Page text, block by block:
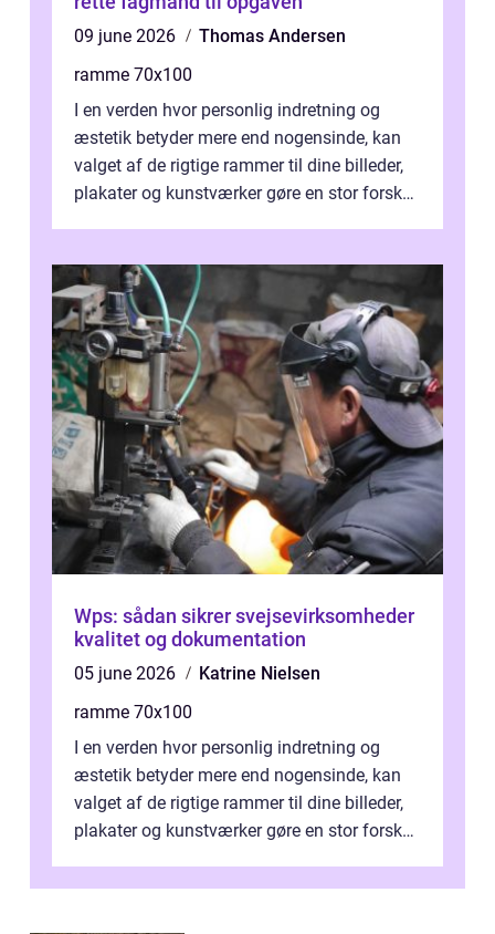
09 june 2026
Thomas Andersen
ramme 70x100
I en verden hvor personlig indretning og
æstetik betyder mere end nogensinde, kan
valget af de rigtige rammer til dine billeder,
plakater og kunstværker gøre en stor forskel.
Wps: sådan sikrer svejsevirksomheder
kvalitet og dokumentation
05 june 2026
Katrine Nielsen
ramme 70x100
I en verden hvor personlig indretning og
æstetik betyder mere end nogensinde, kan
valget af de rigtige rammer til dine billeder,
plakater og kunstværker gøre en stor forskel.